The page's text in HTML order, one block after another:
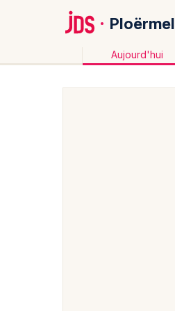
Ploërmel
Aujourd'hui